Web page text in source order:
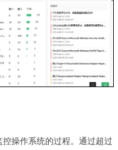
控操作系统的过程。通过超过